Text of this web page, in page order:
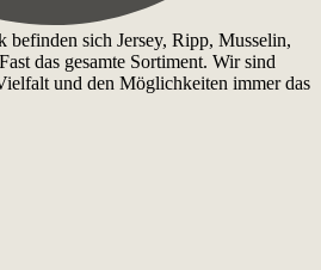
befinden sich Jersey, Ripp, Musselin,
das gesamte Sortiment. Wir sind
und den Möglichkeiten immer das